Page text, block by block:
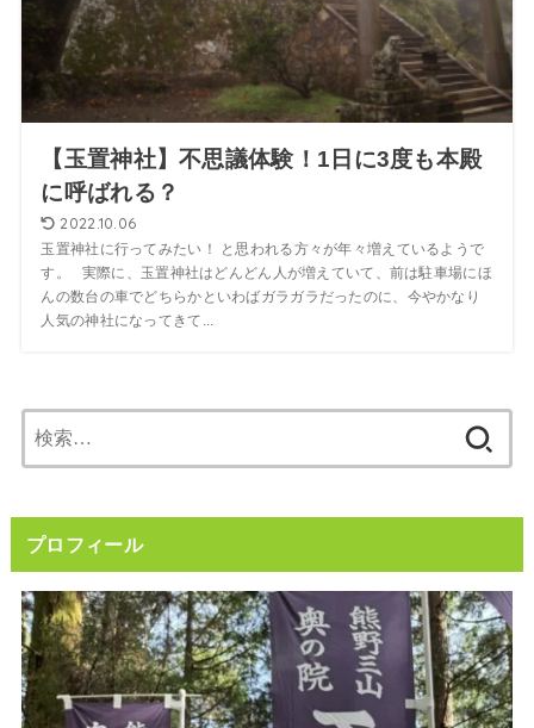
【玉置神社】不思議体験！1日に3度も本殿
に呼ばれる？
2022.10.06
玉置神社に行ってみたい！ と思われる方々が年々増えているようで
す。 実際に、玉置神社はどんどん人が増えていて、前は駐車場にほ
んの数台の車でどちらかといわばガラガラだったのに、今やかなり
人気の神社になってきて...
索:
プロフィール